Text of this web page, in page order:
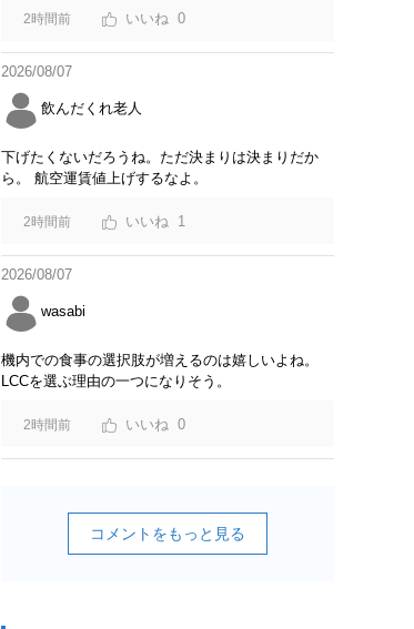
2時間前 0
2026/08/07
飲んだくれ老人
下げたくないだろうね。ただ決まりは決まりだか
ら。 航空運賃値上げするなよ。
2時間前 1
2026/08/07
wasabi
機内での食事の選択肢が増えるのは嬉しいよね。
LCCを選ぶ理由の一つになりそう。
2時間前 0
コメントをもっと見る